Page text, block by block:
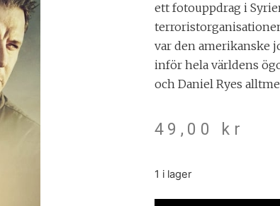
ett fotouppdrag i
var den amerikanske
inför hela världens
och Daniel Ryes
49,00 kr
1 i lager